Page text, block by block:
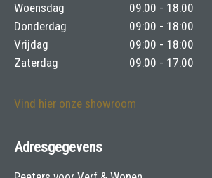
Woensdag
09:00 - 18:00
Donderdag
09:00 - 18:00
Vrijdag
09:00 - 18:00
Zaterdag
09:00 - 17:00
Vind hier onze showroom
Adresgegevens